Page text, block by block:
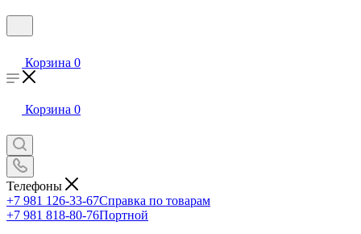
Корзина 0
Корзина 0
Телефоны
+7 981 126-33-67Справка по товарам
+7 981 818-80-76Портной